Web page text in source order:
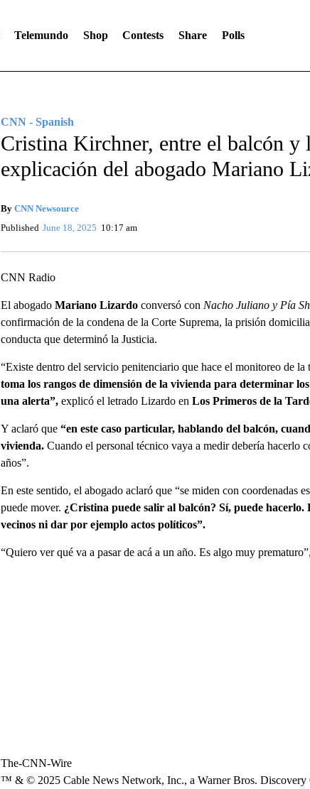
Telemundo Shop Contests Share Polls
CNN - Spanish
Cristina Kirchner, entre el balcón y
explicación del abogado Mariano
By CNN Newsource
Published June 18, 2025 10:17 am
CNN Radio
El abogado Mariano Lizardoconversó con Nacho Juliano y Pía
confirmación de la condena de la Corte Suprema, la prisión
conducta que determinó la Justicia.
“Existe dentro del servicio penitenciario que hace el monitoreo de la
toma los rangos de dimensión de la vivienda para determinar
una alerta”,explicó el letrado Lizardo en Los Primeros de la
Y aclaró que“en este caso particular, hablando del balcón,
vivienda. Cuando el personal técnico vaya a medir debería hacerlo
años”.
En este sentido, el abogado aclaró que “se miden con coordenadas
puede mover. ¿Cristina puede salir al balcón? Sí, puede
vecinos ni dar por ejemplo actos políticos”.
“Quiero ver qué va a pasar de acá a un año. Es algo muy
The-CNN-Wire
™ & © 2025 Cable News Network, Inc., a Warner Bros. Discovery